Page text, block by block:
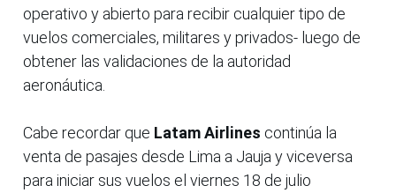
operativo y abierto para recibir cualquier tipo de
vuelos comerciales, militares y privados- luego de
obtener las validaciones de la autoridad
aeronáutica.
Cabe recordar que Latam Airlines continúa la
venta de pasajes desde Lima a Jauja y viceversa
para iniciar sus vuelos el viernes 18 de julio